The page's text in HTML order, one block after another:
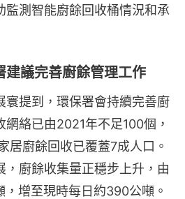
監測智能廚餘回收桶情況和承
建議完善廚餘管理工作
寰提到，環保署會持續完善廚
絡已由2021年不足100個，
居廚餘回收已覆蓋7成人口。
，廚餘收集量正穩步上升，由
增至現時每日約390公噸。